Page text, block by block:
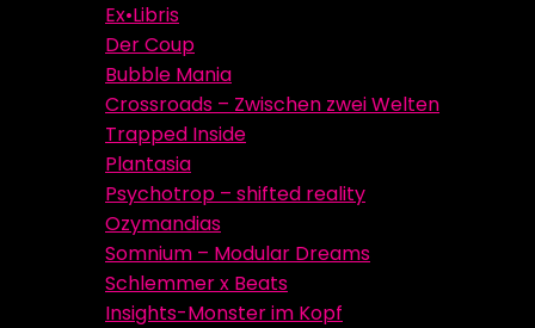
Ex•Libris
Der Coup
Bubble Mania
Crossroads – Zwischen zwei Welten
Trapped Inside
Plantasia
Psychotrop – shifted reality
Ozymandias
Somnium – Modular Dreams
Schlemmer x Beats
Insights-Monster im Kopf